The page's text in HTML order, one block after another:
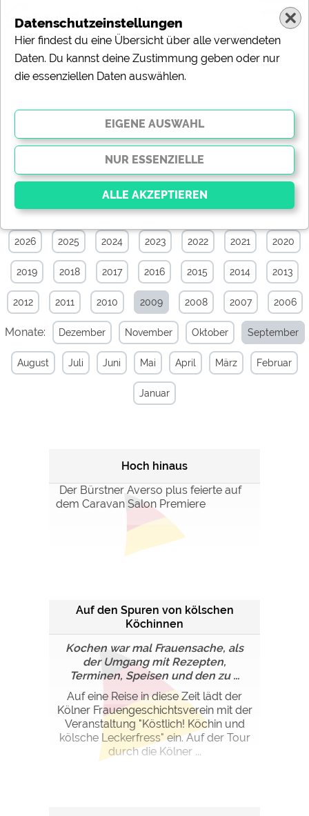
Campingplätze
Specials Aktuelle News
2026 2025 2024 2023 2022 2021 2020
2019 2018 2017 2016 2015 2014 2013
2012 2011 2010 2009 2008 2007 2006
Monate: Dezember November Oktober September
August Juli Juni Mai April März Februar
Januar
Hoch hinaus
Der Bürstner Averso plus feierte auf
dem Caravan Salon Premiere
Auf den Spuren von kölschen
Köchinnen
Kochen war mal Frauensache, als
der Umgang mit Rezepten,
Terminen, Speisen und den zu ...
Auf eine Reise in diese Zeit lädt der
Kölner Frauengeschichtsverein mit der
Veranstaltung "Köstlich! Köchin und
kölsche Leckerfress" ein. Auf der Tour
durch die Kölner ...
Datenschutzeinstellungen
Hier findest du eine Übersicht über alle verwendeten
Daten. Du kannst deine Zustimmung geben oder nur
die essenziellen Daten auswählen.
Essenziell
Essenzielle Cookies ermöglichen grundlegende
Funktionen und sind für die einwandfreie Funktion der
werden Teile der Websitenicht funktionieren.
Externe Medien
YouTube (Videos von
Campingplätzen)
https://policies.google.com/privacy
Campingplatzvorschau (Vorschau
siehe Datenschutzerklärung des
jeweiligen Anbieters
Google reCAPTCHA (Formulare) https://policies.google.com/privacy
Statistiken
https://policies.google.com/privacy
https://policies.google.com/privacy
Die Cookieeinstellungen können jeder Zeit im Footer
über "COOKIES" geändert werden!